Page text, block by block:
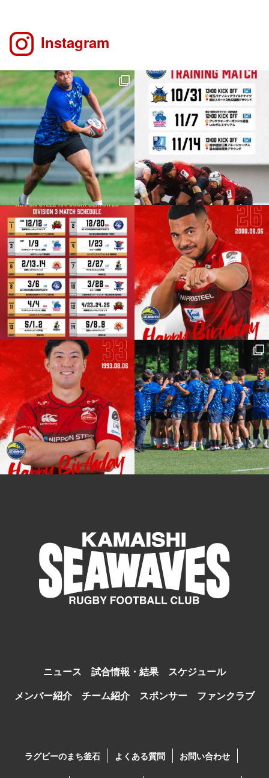
Instagram
ニュース 試合情報・結果
スケジュール
メンバー紹介
チーム紹介 スポンサー ファンクラブ
ラグビーのまち釜石 よくある質問 お問い合わせ